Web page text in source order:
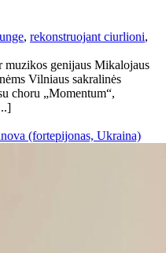
, rekonstruojant ciurlioni,
muzikos genijaus Mikalojaus
Vilniaus sakralinės
choru „Momentum“,
(fortepijonas, Ukraina)